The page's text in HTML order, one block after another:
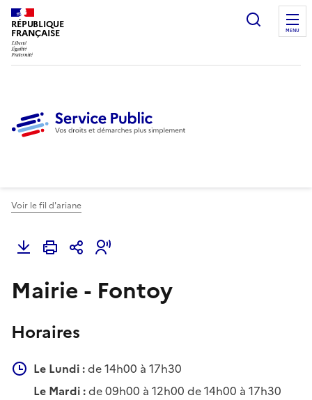
RÉPUBLIQUE
FRANÇAISE
Ouvrir
MENU
Voir le fil d'ariane
Mairie - Fontoy
Horaires
Le Lundi :de 14h00 à 17h30
Le Mardi :de 09h00 à 12h00 de 14h00 à 17h30